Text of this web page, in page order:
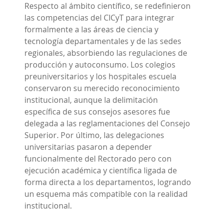
Respecto al ámbito científico, se redefinieron
las competencias del CICyT para integrar
formalmente a las áreas de ciencia y
tecnología departamentales y de las sedes
regionales, absorbiendo las regulaciones de
producción y autoconsumo. Los colegios
preuniversitarios y los hospitales escuela
conservaron su merecido reconocimiento
institucional, aunque la delimitación
específica de sus consejos asesores fue
delegada a las reglamentaciones del Consejo
Superior. Por último, las delegaciones
universitarias pasaron a depender
funcionalmente del Rectorado pero con
ejecución académica y científica ligada de
forma directa a los departamentos, logrando
un esquema más compatible con la realidad
institucional.